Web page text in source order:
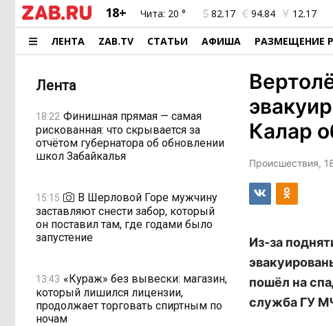
18+ Чита: 20 ° 82.17 94.84 12.17
ЛЕНТА ZAB.TV СТАТЬИ АФИША РАЗМЕЩЕНИЕ
Лента
18:22 Финишная прямая — самая
рискованная: что скрывается за
отчётом губернатора об обновлении
школ Забайкалья
15:15
В Шерловой Горе мужчину
заставляют снести забор, который
он поставил там, где годами было
запустение
13:43 «Кураж» без вывески: магазин,
который лишился лицензии,
продолжает торговать спиртным по
ночам
Калар
Происшествия,
Из-за
пошёл на
служба ГУ